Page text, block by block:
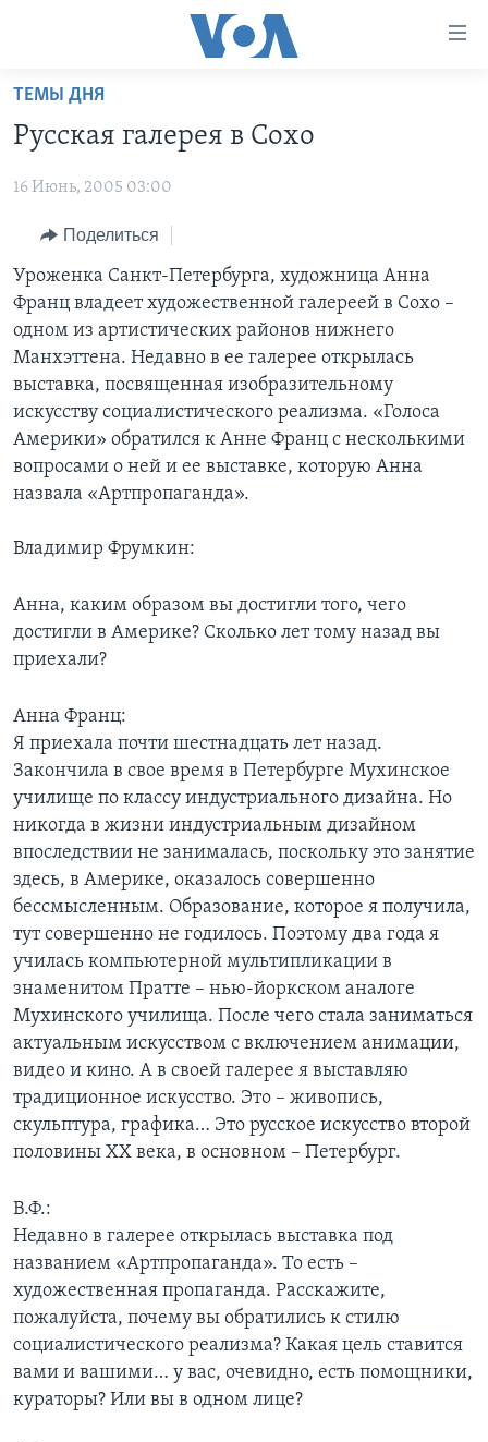
Перейти
основной
Перейти
навигации
Перейти
поиск
ПРОГРАММЫ
АМЕРИКА
НОВОСТИ ЗА МИНУТУ
ИТОГИ
ПОЧЕМУ ЭТО ВАЖНО?
ДИСКУССИЯ VOA
ДЕТАЛИ
НЬЮ-ЙОРК NEW YORK
АМЕРИКА. БОЛЬШОЕ ПУТЕШЕСТВИЕ
ПРОЕКТЫ
УЧИМ АНГЛИЙСКИЙ
НАША АМЕРИКАНСКАЯ ИСТОРИЯ
А КАК В АМЕРИКЕ?
АРТЕФАКТЫ
АМЕРИКАНСКИЕ ГОРОДКИ
ЭКСПЕРТИЗА
ИНТЕРВЬЮ
ФАКТЫ ПРОТИВ ФЕЙКОВ
ЗА СВОБОДУ ПРЕССЫ
УЧИМ АНГЛИЙСКИЙ
ВИДЕО
ПОДПИСКА НА НОВОСТИ
ТЕМЫ ДНЯ
Русская галерея в Сохо
16 Июнь, 2005 03:00
Поделиться
Уроженка Санкт-Петербурга, художница Анна
Франц владеет художественной галереей в Сохо –
одном из артистических районов нижнего
Манхэттена. Недавно в ее галерее открылась
выставка, посвященная изобразительному
искусству социалистического реализма. «Голоса
Америки» обратился к Анне Франц с несколькими
вопросами о ней и ее выставке, которую Анна
назвала «Артпропаганда».
Владимир Фрумкин:
Анна, каким образом вы достигли того, чего
достигли в Америке? Сколько лет тому назад вы
приехали?
Анна Франц:
Я приехала почти шестнадцать лет назад.
Закончила в свое время в Петербурге Мухинское
училище по классу индустриального дизайна. Но
никогда в жизни индустриальным дизайном
впоследствии не занималась, поскольку это занятие
здесь, в Америке, оказалось совершенно
бессмысленным. Образование, которое я получила,
тут совершенно не годилось. Поэтому два года я
училась компьютерной мультипликации в
знаменитом Пратте – нью-йоркском аналоге
Мухинского училища. После чего стала заниматься
актуальным искусством с включением анимации,
видео и кино. А в своей галерее я выставляю
традиционное искусство. Это – живопись,
скульптура, графика… Это русское искусство второй
половины XX века, в основном – Петербург.
В.Ф.:
Недавно в галерее открылась выставка под
названием «Артпропаганда». То есть –
художественная пропаганда. Расскажите,
пожалуйста, почему вы обратились к стилю
социалистического реализма? Какая цель ставится
вами и вашими… у вас, очевидно, есть помощники,
кураторы? Или вы в одном лице?